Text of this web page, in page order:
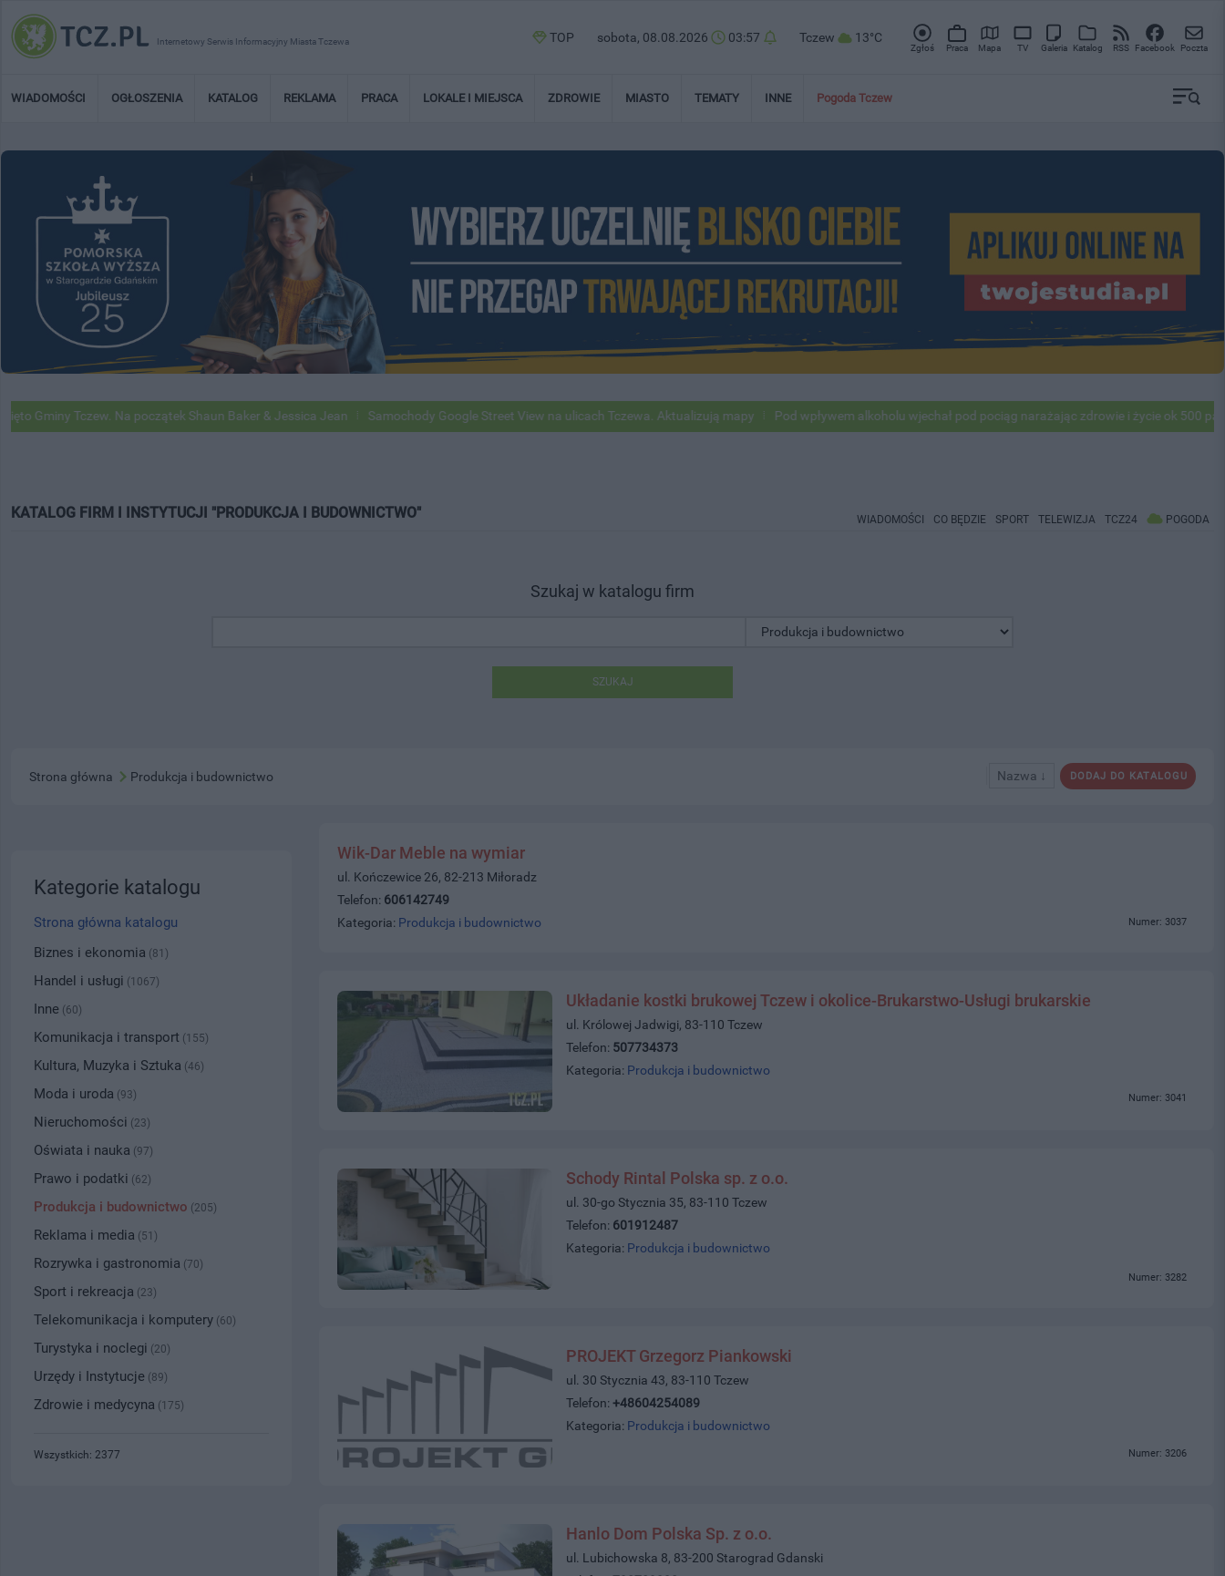
Internetowy Serwis Informacyjny Miasta Tczewa TOP sobota, 08.08.2026 03:57 Tczew 13°C
Zgłoś Praca Mapa TV Galeria Katalog RSS Facebook Poczta
WIADOMOŚCI OGŁOSZENIA KATALOG REKLAMA PRACA LOKALE I MIEJSCA ZDROWIE MIASTO TEMATY INNE Pogoda Tczew
Tczew. Na początek Shaun Baker & Jessica Jean Samochody Google Street View na ulicach Tczewa. Aktualizują mapy Pod wpływem alkoholu wjechał pod pociąg narażając zdrowie i życie ok 500 pasażerów!
KATALOG FIRM I INSTYTUCJI "PRODUKCJA I BUDOWNICTWO" WIADOMOŚCI CO BĘDZIE SPORT TELEWIZJA TCZ24 POGODA
Szukaj w katalogu firm
SZUKAJ
DODAJ DO KATALOGU
Nazwa ↓
Strona główna Produkcja i budownictwo
Wik-Dar Meble na wymiar
ul. Kończewice 26, 82-213 Miłoradz
Telefon: 606142749
Kategoria: Produkcja i budownictwo Numer: 3037
Układanie kostki brukowej Tczew i okolice-Brukarstwo-Usługi brukarskie
ul. Królowej Jadwigi, 83-110 Tczew
Telefon: 507734373
Kategoria: Produkcja i budownictwo
Numer: 3041
Schody Rintal Polska sp. z o.o.
ul. 30-go Stycznia 35, 83-110 Tczew
Telefon: 601912487
Kategoria: Produkcja i budownictwo
Numer: 3282
PROJEKT Grzegorz Piankowski
ul. 30 Stycznia 43, 83-110 Tczew
Telefon:+48604254089
Kategoria: Produkcja i budownictwo
Numer: 3206
Hanlo Dom Polska Sp. z o.o.
ul. Lubichowska 8, 83-200 Starograd Gdanski
Kategorie katalogu
Strona główna katalogu
Biznes i ekonomia (81)
Handel i usługi (1067)
Inne (60)
Komunikacja i transport (155)
Kultura, Muzyka i Sztuka (46)
Moda i uroda (93)
Nieruchomości (23)
Oświata i nauka (97)
Prawo i podatki (62)
Produkcja i budownictwo (205)
Reklama i media (51)
Rozrywka i gastronomia (70)
Sport i rekreacja (23)
Telekomunikacja i komputery (60)
Turystyka i noclegi (20)
Urzędy i Instytucje (89)
Zdrowie i medycyna (175)
Wszystkich: 2377